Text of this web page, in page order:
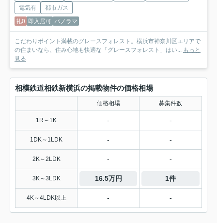
電気有
都市ガス
礼0 即入居可 パノラマ
こだわりポイント満載のグレースフォレスト。横浜市神奈川区エリアで
の住まいなら、住み心地も快適な「グレースフォレスト」はい... もっと
見る
相模鉄道相鉄新横浜の掲載物件の価格相場
価格相場 募集件数
1R～1K - -
1DK～1LDK - -
2K～2LDK - -
3K～3LDK 16.5万円 1件
4K～4LDK以上 - -